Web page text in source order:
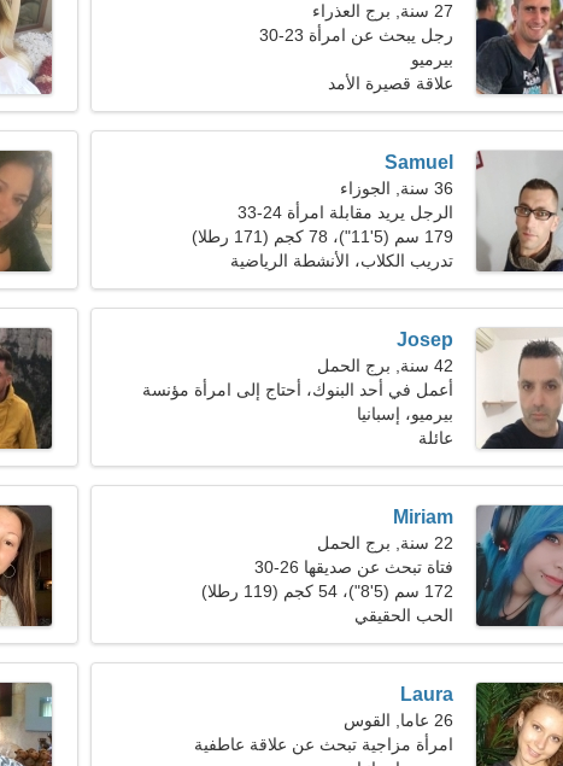
27 سنة, برج العذراء
رجل يبحث عن امرأة 23-30
بيرميو
علاقة قصيرة الأمد
Samuel
36 سنة, الجوزاء
الرجل يريد مقابلة امرأة 24-33
179 سم (5'11")، 78 كجم (171 رطلا)
تدريب الكلاب، الأنشطة الرياضية
Josep
42 سنة, برج الحمل
أعمل في أحد البنوك، أحتاج إلى امرأة مؤنسة
بيرميو، إسبانيا
عائلة
Miriam
22 سنة, برج الحمل
فتاة تبحث عن صديقها 26-30
172 سم (5'8")، 54 كجم (119 رطلا)
الحب الحقيقي
Laura
26 عاما, القوس
امرأة مزاجية تبحث عن علاقة عاطفية